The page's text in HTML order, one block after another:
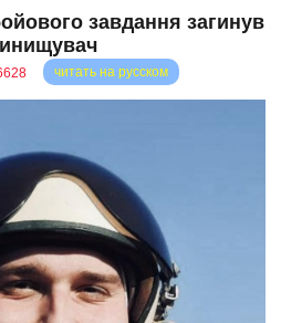
завдання загинув
читать на русском